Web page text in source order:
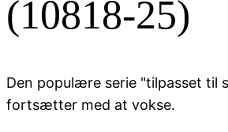
(10818-25)
Den populære serie "tilpasset til
fortsætter med at vokse.